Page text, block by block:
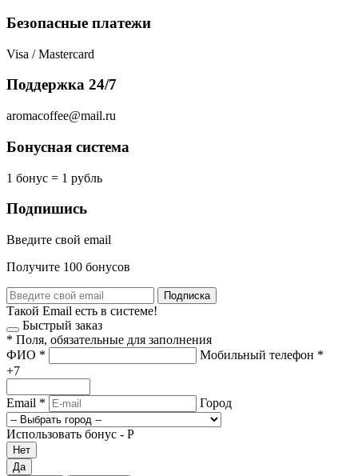
Безопасные платежи
Visa / Mastercard
Поддержка 24/7
aromacoffee@mail.ru
Бонусная система
1 бонус = 1 рубль
Подпишись
Введите свой email
Получите 100 бонусов
Подписка
Такой Email есть в системе!
Быстрый заказ
* Поля, обязательные для заполнения
ФИО * Мобильный телефон *
+7
Email * Город
Использовать бонус - Р
Нет
Да